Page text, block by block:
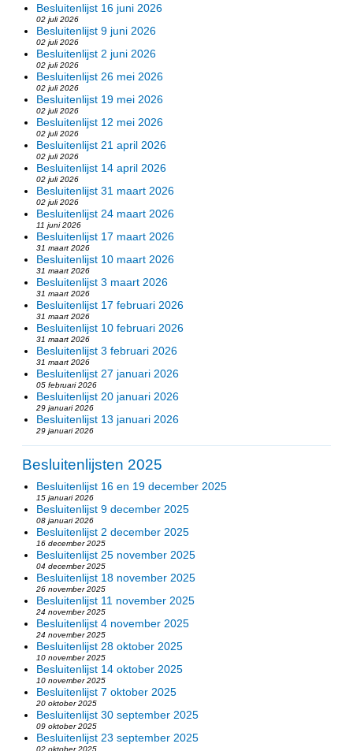
Besluitenlijst 16 juni 2026
02 juli 2026
Besluitenlijst 9 juni 2026
02 juli 2026
Besluitenlijst 2 juni 2026
02 juli 2026
Besluitenlijst 26 mei 2026
02 juli 2026
Besluitenlijst 19 mei 2026
02 juli 2026
Besluitenlijst 12 mei 2026
02 juli 2026
Besluitenlijst 21 april 2026
02 juli 2026
Besluitenlijst 14 april 2026
02 juli 2026
Besluitenlijst 31 maart 2026
02 juli 2026
Besluitenlijst 24 maart 2026
11 juni 2026
Besluitenlijst 17 maart 2026
31 maart 2026
Besluitenlijst 10 maart 2026
31 maart 2026
Besluitenlijst 3 maart 2026
31 maart 2026
Besluitenlijst 17 februari 2026
31 maart 2026
Besluitenlijst 10 februari 2026
31 maart 2026
Besluitenlijst 3 februari 2026
31 maart 2026
Besluitenlijst 27 januari 2026
05 februari 2026
Besluitenlijst 20 januari 2026
29 januari 2026
Besluitenlijst 13 januari 2026
29 januari 2026
Besluitenlijsten 2025
Besluitenlijst 16 en 19 december 2025
15 januari 2026
Besluitenlijst 9 december 2025
08 januari 2026
Besluitenlijst 2 december 2025
16 december 2025
Besluitenlijst 25 november 2025
04 december 2025
Besluitenlijst 18 november 2025
26 november 2025
Besluitenlijst 11 november 2025
24 november 2025
Besluitenlijst 4 november 2025
24 november 2025
Besluitenlijst 28 oktober 2025
10 november 2025
Besluitenlijst 14 oktober 2025
10 november 2025
Besluitenlijst 7 oktober 2025
20 oktober 2025
Besluitenlijst 30 september 2025
09 oktober 2025
Besluitenlijst 23 september 2025
02 oktober 2025